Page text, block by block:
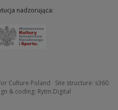
nadzorująca:
Culture Poland Site structure: s360
& coding: Rytm.Digital